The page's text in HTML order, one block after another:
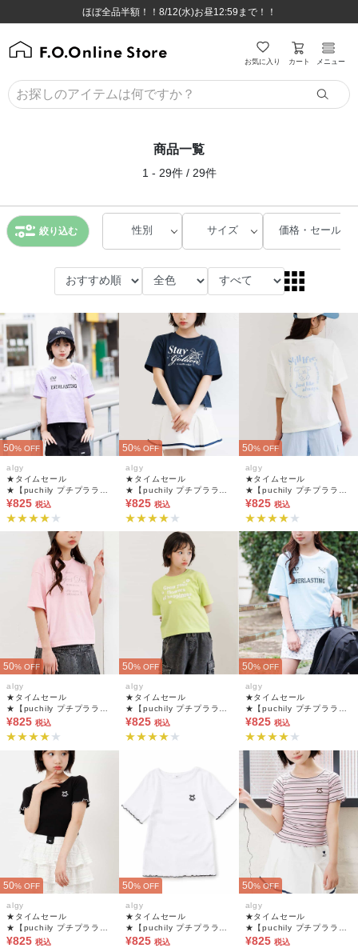
8,800円(税込)以上のお買い物で送料無料♪
ほぼ全品半額！！8/12(水)お昼12:59まで！！
8,800円(税込)以上のお買い物で送料無料♪
ほぼ全品半額！！8/12(水)お昼12:59まで！！
お気に入り カート メニュー
商品一覧
1 - 29件 / 29件
絞り込む 性別 サイズ 価格・セール
50% OFF
algy
★タイムセール
★【puchily プチプラライ
ン】アソートプリントTシ
ャツ
¥825 税込
50% OFF
algy
★タイムセール
★【puchily プチプラライ
ン】アソートプリントTシ
ャツ
¥825 税込
50% OFF
algy
★タイムセール
★【puchily プチプラライ
ン】アソートプリントTシ
ャツ
¥825 税込
50% OFF
algy
★タイムセール
★【puchily プチプラライ
ン】アソートプリントTシ
ャツ
¥825 税込
50% OFF
algy
★タイムセール
★【puchily プチプラライ
ン】アソートプリントTシ
ャツ
¥825 税込
50% OFF
algy
★タイムセール
★【puchily プチプラライ
ン】アソートプリントTシ
ャツ
¥825 税込
50% OFF
algy
★タイムセール
★【puchily プチプラライ
ン】フリルリブTシャツ
¥825 税込
50% OFF
algy
★タイムセール
★【puchily プチプラライ
ン】フリルリブTシャツ
¥825 税込
50% OFF
algy
★タイムセール
★【puchily プチプラライ
ン】フリルリブTシャツ
¥825 税込